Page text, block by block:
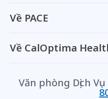
Về PACE
Về CalOptima
Văn phòng Dịch